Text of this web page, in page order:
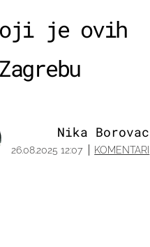
je ovih
Nika Borovac
26.08.2025 12:07 KOMENTARI